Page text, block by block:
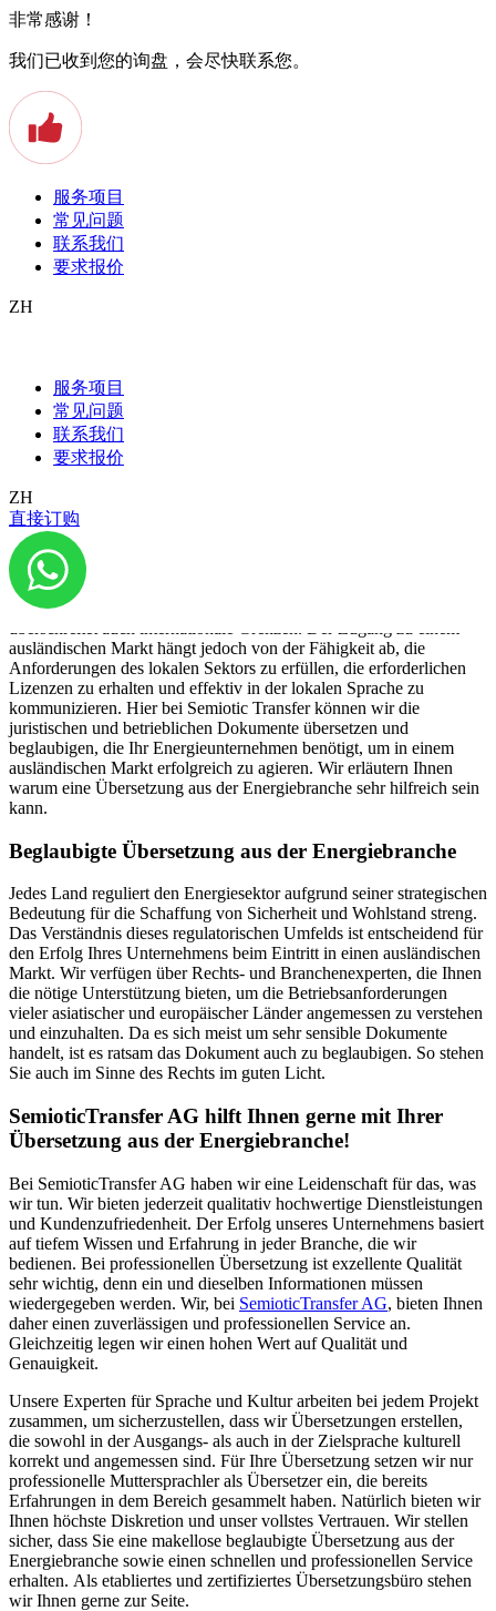
非常感谢！
我们已收到您的询盘，会尽快联系您。
服务项目
常见问题
联系我们
要求报价
ZH
服务项目
常见问题
联系我们
要求报价
ZH
直接订购
Energiebranche
Energie ist überall auf der Welt gefragt. Denn es ist der Brennstoff
für industrielles und wirtschaftliches Wachstum. Daher sind auch
Unternehmen aus den Bereichen Öl, Gas, Elektrizität und
erneuerbare Energien viel auf ausländischen Märkten tätig. In den
vergangenen Jahren haben sich vor allem die erneuerbaren Energien
stark entwickelt und nehmen einen immer grösser werdenden Teil
des Energiemarktes ein. Geothermie, Solarenergie, Windenergie,
Wasserkraft und Bioenergie sind die Energielieferanten von morgen.
Die starke Konjunktur der Branche kennt keine Grenzen und
ausländischen Markt hängt jedoch von der Fähigkeit ab, die
Anforderungen des lokalen Sektors zu erfüllen, die erforderlichen
Lizenzen zu erhalten und effektiv in der lokalen Sprache zu
kommunizieren. Hier bei Semiotic Transfer können wir die
juristischen und betrieblichen Dokumente übersetzen und
beglaubigen, die Ihr Energieunternehmen benötigt, um in einem
ausländischen Markt erfolgreich zu agieren. Wir erläutern Ihnen
warum eine Übersetzung aus der Energiebranche sehr hilfreich sein
kann.
Beglaubigte Übersetzung aus der Energiebranche
Jedes Land reguliert den Energiesektor aufgrund seiner strategischen
Bedeutung für die Schaffung von Sicherheit und Wohlstand streng.
Das Verständnis dieses regulatorischen Umfelds ist entscheidend für
den Erfolg Ihres Unternehmens beim Eintritt in einen ausländischen
Markt. Wir verfügen über Rechts- und Branchenexperten, die Ihnen
die nötige Unterstützung bieten, um die Betriebsanforderungen
vieler asiatischer und europäischer Länder angemessen zu verstehen
und einzuhalten. Da es sich meist um sehr sensible Dokumente
handelt, ist es ratsam das Dokument auch zu beglaubigen. So stehen
Sie auch im Sinne des Rechts im guten Licht.
SemioticTransfer AG hilft Ihnen gerne mit Ihrer
Übersetzung aus der Energiebranche!
Bei SemioticTransfer AG haben wir eine Leidenschaft für das, was
wir tun. Wir bieten jederzeit qualitativ hochwertige Dienstleistungen
und Kundenzufriedenheit. Der Erfolg unseres Unternehmens basiert
auf tiefem Wissen und Erfahrung in jeder Branche, die wir
bedienen. Bei professionellen Übersetzung ist exzellente Qualität
sehr wichtig, denn ein und dieselben Informationen müssen
wiedergegeben werden. Wir, bei SemioticTransfer AG, bieten Ihnen
daher einen zuverlässigen und professionellen Service an.
Gleichzeitig legen wir einen hohen Wert auf Qualität und
Genauigkeit.
Unsere Experten für Sprache und Kultur arbeiten bei jedem Projekt
zusammen, um sicherzustellen, dass wir Übersetzungen erstellen,
die sowohl in der Ausgangs- als auch in der Zielsprache kulturell
korrekt und angemessen sind. Für Ihre Übersetzung setzen wir nur
professionelle Muttersprachler als Übersetzer ein, die bereits
Erfahrungen in dem Bereich gesammelt haben. Natürlich bieten wir
Ihnen höchste Diskretion und unser vollstes Vertrauen. Wir stellen
sicher, dass Sie eine makellose beglaubigte Übersetzung aus der
Energiebranche sowie einen schnellen und professionellen Service
erhalten. Als etabliertes und zertifiziertes Übersetzungsbüro stehen
wir Ihnen gerne zur Seite.